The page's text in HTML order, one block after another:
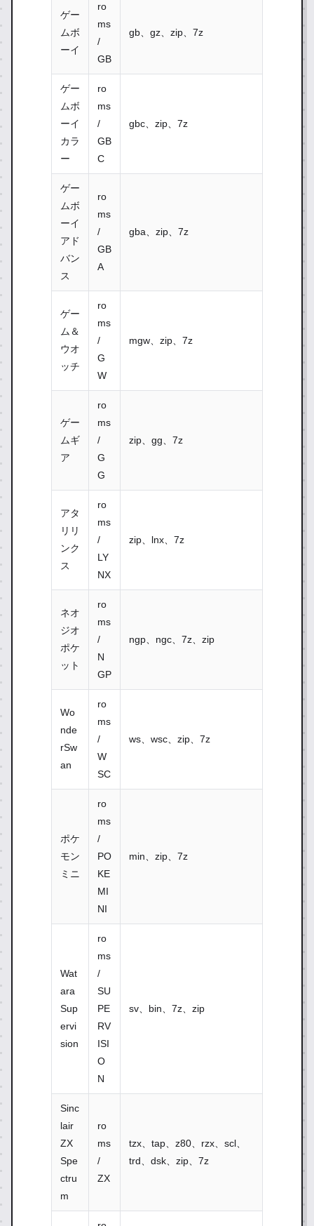
ゲー
ムボ
ーイ
ro
ms
/
GB
gb、gz、zip、7z
ゲー
ムボ
ーイ
カラ
ー
ro
ms
/
GB
C
gbc、zip、7z
ゲー
ムボ
ーイ
アド
バン
ス
ro
ms
/
GB
A
gba、zip、7z
ゲー
ム＆
ウオ
ッチ
ro
ms
/
G
W
mgw、zip、7z
ゲー
ムギ
ア
ro
ms
/
G
G
zip、gg、7z
アタ
リリ
ンク
ス
ro
ms
/
LY
NX
zip、lnx、7z
ネオ
ジオ
ポケ
ット
ro
ms
/
N
GP
ngp、ngc、7z、zip
Wo
nde
rSw
an
ro
ms
/
W
SC
ws、wsc、zip、7z
ポケ
モン
ミニ
ro
ms
/
PO
KE
MI
NI
min、zip、7z
Wat
ara
Sup
ervi
sion
ro
ms
/
SU
PE
RV
ISI
O
N
sv、bin、7z、zip
Sinc
lair
ZX
Spe
ctru
m
ro
ms
/
ZX
tzx、tap、z80、rzx、scl、
trd、dsk、zip、7z